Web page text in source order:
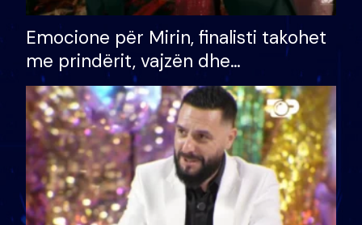
Emocione për Mirin, finalisti takohet
me prindërit, vajzën dhe
bashkëshorten: S’kemi ndonjë letër
divorci apo jo?